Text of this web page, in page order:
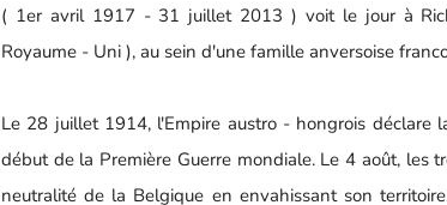
( 1er avril 1917 - 31 juillet 2013 ) voit le jour à
Royaume - Uni ), au sein d'une famille anversoise
Le 28 juillet 1914, l'Empire austro - hongrois déclare
début de la Première Guerre mondiale. Le 4 août, les
neutralité de la Belgique en envahissant son